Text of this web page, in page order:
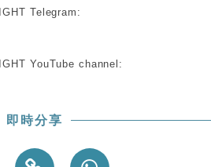
Telegram:
YouTube channel:
即時分享